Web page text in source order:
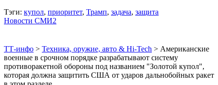
Тэги: купол, приоритет, Трамп, задача, защита
Новости СМИ2
ТТ-инфо > Техника, оружие, авто & Hi-Tech > Американские
военные в срочном порядке разрабатывают систему
противоракетной обороны под названием "Золотой купол",
которая должна защитить США от ударов дальнобойных ракет